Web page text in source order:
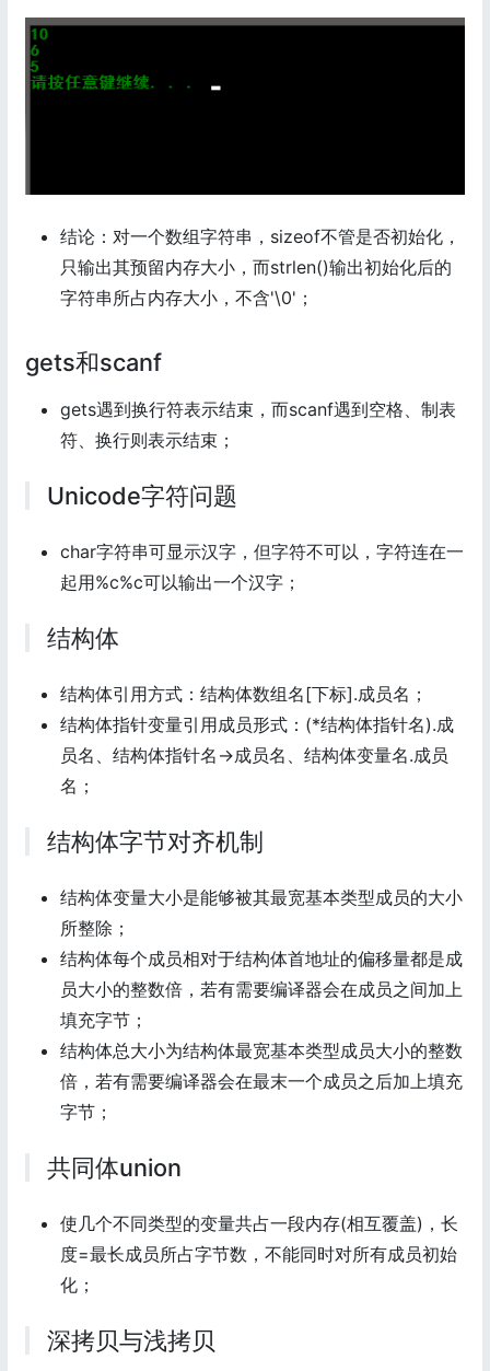
结论：对一个数组字符串，sizeof不管是否初始化，
只输出其预留内存大小，而strlen()输出初始化后的
字符串所占内存大小，不含'\0'；
gets和scanf
gets遇到换行符表示结束，而scanf遇到空格、制表
符、换行则表示结束；
Unicode字符问题
char字符串可显示汉字，但字符不可以，字符连在一
起用%c%c可以输出一个汉字；
结构体
结构体引用方式：结构体数组名[下标].成员名；
结构体指针变量引用成员形式：(*结构体指针名).成
员名、结构体指针名->成员名、结构体变量名.成员
名；
结构体字节对齐机制
结构体变量大小是能够被其最宽基本类型成员的大小
所整除；
结构体每个成员相对于结构体首地址的偏移量都是成
员大小的整数倍，若有需要编译器会在成员之间加上
填充字节；
结构体总大小为结构体最宽基本类型成员大小的整数
倍，若有需要编译器会在最末一个成员之后加上填充
字节；
共同体union
使几个不同类型的变量共占一段内存(相互覆盖)，长
度=最长成员所占字节数，不能同时对所有成员初始
化；
深拷贝与浅拷贝